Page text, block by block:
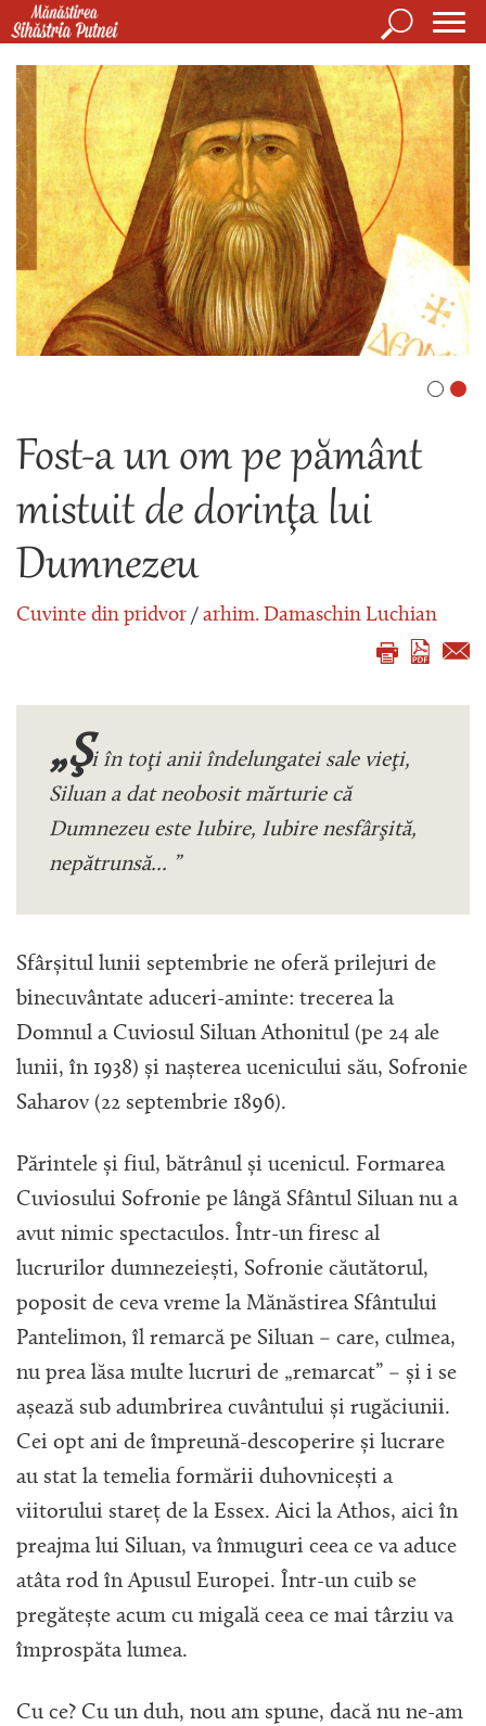
Mergi la conţinutul principal
de
Căutare
Fost-a un om pe pământ
mistuit de dorinţa lui
Dumnezeu
Cuvinte din pridvor / arhim. Damaschin Luchian
„Şi în toţi anii îndelungatei sale vieţi,
Siluan a dat neobosit mărturie că
Dumnezeu este Iubire, Iubire nesfârşită,
nepătrunsă... ”
Sfârșitul lunii septembrie ne oferă prilejuri de
binecuvântate aduceri-aminte: trecerea la
Domnul a Cuviosul Siluan Athonitul (pe 24 ale
lunii, în 1938) și nașterea ucenicului său, Sofronie
Saharov (22 septembrie 1896).
Părintele și fiul, bătrânul și ucenicul. Formarea
Cuviosului Sofronie pe lângă Sfântul Siluan nu a
avut nimic spectaculos. Într-un firesc al
lucrurilor dumnezeiești, Sofronie căutătorul,
poposit de ceva vreme la Mănăstirea Sfântului
Pantelimon, îl remarcă pe Siluan – care, culmea,
nu prea lăsa multe lucruri de „remarcat” – și i se
așează sub adumbrirea cuvântului și rugăciunii.
Cei opt ani de împreună-descoperire și lucrare
au stat la temelia formării duhovnicești a
viitorului stareț de la Essex. Aici la Athos, aici în
preajma lui Siluan, va înmuguri ceea ce va aduce
atâta rod în Apusul Europei. Într-un cuib se
pregătește acum cu migală ceea ce mai târziu va
împrospăta lumea.
Cu ce? Cu un duh, nou am spune, dacă nu ne-am